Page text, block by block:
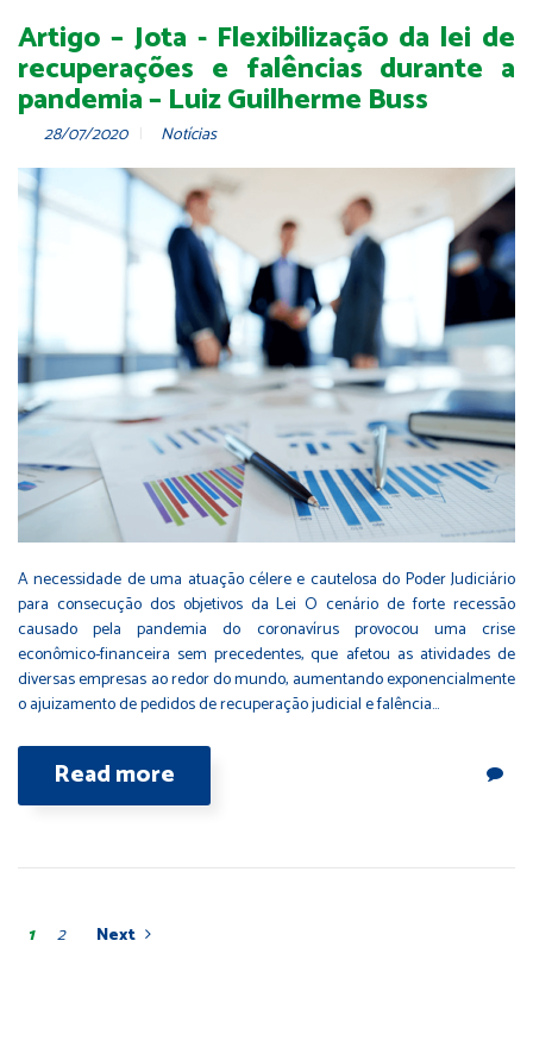
Artigo – Jota - Flexibilização da lei de
recuperações e falências durante a
pandemia – Luiz Guilherme Buss
28/07/2020 Notícias
A necessidade de uma atuação célere e cautelosa do Poder Judiciário
para consecução dos objetivos da Lei O cenário de forte recessão
causado pela pandemia do coronavírus provocou uma crise
econômico-financeira sem precedentes, que afetou as atividades de
diversas empresas ao redor do mundo, aumentando exponencialmente
o ajuizamento de pedidos de recuperação judicial e falência…
Read more
1 2 Next